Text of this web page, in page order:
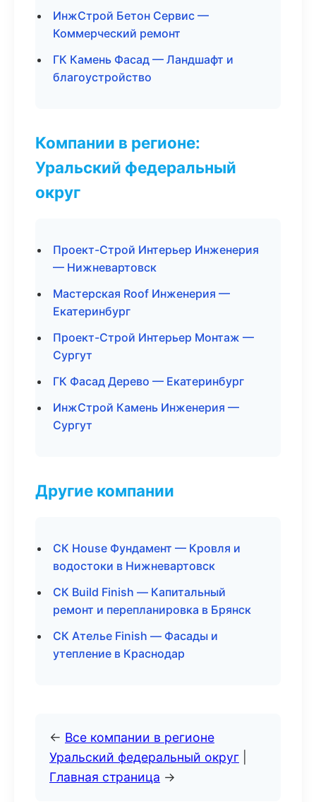
ИнжСтрой Бетон Сервис —
Коммерческий ремонт
ГК Камень Фасад — Ландшафт и
благоустройство
Компании в регионе:
Уральский федеральный
округ
Проект-Строй Интерьер Инженерия
— Нижневартовск
Мастерская Roof Инженерия —
Екатеринбург
Проект-Строй Интерьер Монтаж —
Сургут
ГК Фасад Дерево — Екатеринбург
ИнжСтрой Камень Инженерия —
Сургут
Другие компании
СК House Фундамент — Кровля и
водостоки в Нижневартовск
СК Build Finish — Капитальный
ремонт и перепланировка в Брянск
СК Ателье Finish — Фасады и
утепление в Краснодар
← Все компании в регионе
Уральский федеральный округ
Главная страница →